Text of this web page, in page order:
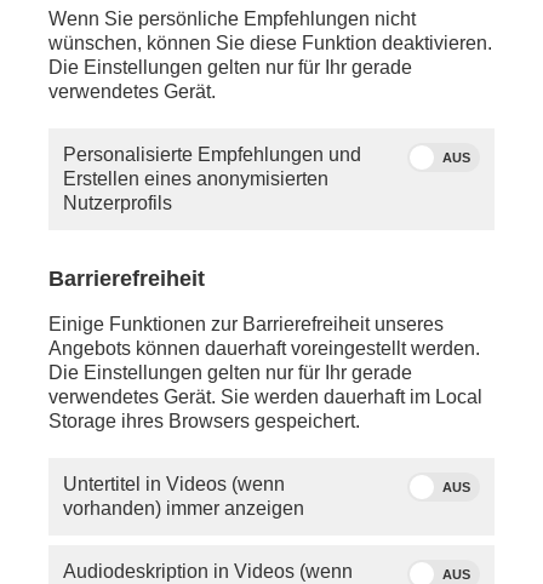
Wenn Sie persönliche Empfehlungen nicht
wünschen, können Sie diese Funktion deaktivieren.
Die Einstellungen gelten nur für Ihr gerade
verwendetes Gerät.
Personalisierte Empfehlungen und
Erstellen eines anonymisierten
Nutzerprofils
AUS
Barrierefreiheit
Einige Funktionen zur Barrierefreiheit unseres
Angebots können dauerhaft voreingestellt werden.
Die Einstellungen gelten nur für Ihr gerade
verwendetes Gerät. Sie werden dauerhaft im Local
Storage ihres Browsers gespeichert.
Untertitel in Videos (wenn
vorhanden) immer anzeigen
AUS
Audiodeskription in Videos (wenn
AUS